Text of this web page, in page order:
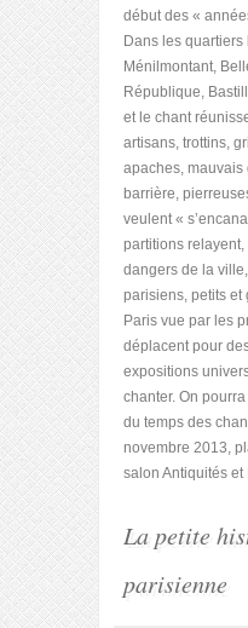
début des «
Dans les
Ménilmontant,
République,
et le chant
artisans, trottins,
apaches, mauvais
barrière,
veulent «
partitions
dangers de la
parisiens, petits et
Paris vue par les
déplacent pour
expositions
chanter. On
du temps des
novembre 2013,
salon Antiquités et
La petite
parisienne